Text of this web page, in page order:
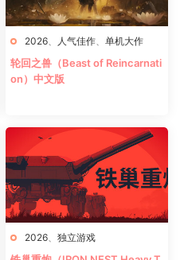
2026 人气佳作 单机大作
轮回之兽（Beast of Reincarnati
on）中文版
2026 独立游戏